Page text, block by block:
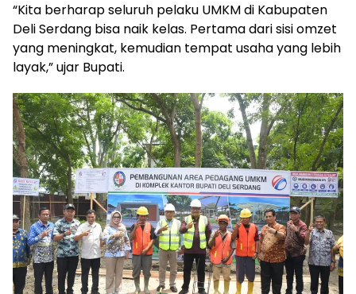
“Kita berharap seluruh pelaku UMKM di Kabupaten
Deli Serdang bisa naik kelas. Pertama dari sisi omzet
yang meningkat, kemudian tempat usaha yang lebih
layak,” ujar Bupati.